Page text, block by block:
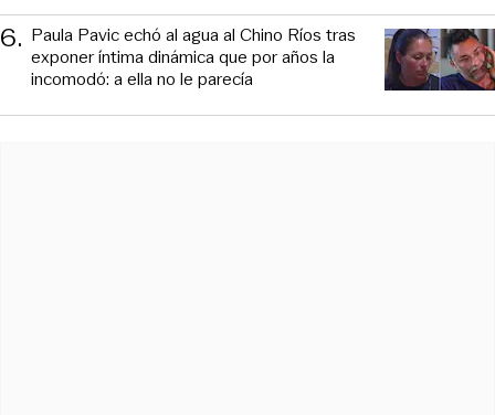
6. Paula Pavic echó al agua al Chino Ríos tras
exponer íntima dinámica que por años la
incomodó: a ella no le parecía